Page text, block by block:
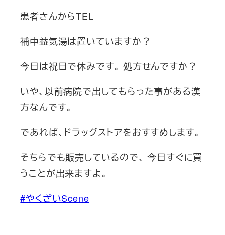
患者さんからTEL
補中益気湯は置いていますか？
今日は祝日で休みです。 処方せんですか？
いや、以前病院で出してもらった事がある漢
方なんです。
であれば、ドラッグストアをおすすめします。
そちらでも販売しているので、 今日すぐに買
うことが出来ますよ。
#やくざいScene